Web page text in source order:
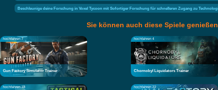
Beschleunige deine Forschung in Voxel Tycoon mit Sofortiger Forschung für schnelleren Zugang zu
Sie können auch diese Spiele genießen
hochfahren 7
Gun Factory Simulator Trainer
hochfahren 4
Chornobyl Liquidators Trainer
hochfahren 18 hochfahren 22